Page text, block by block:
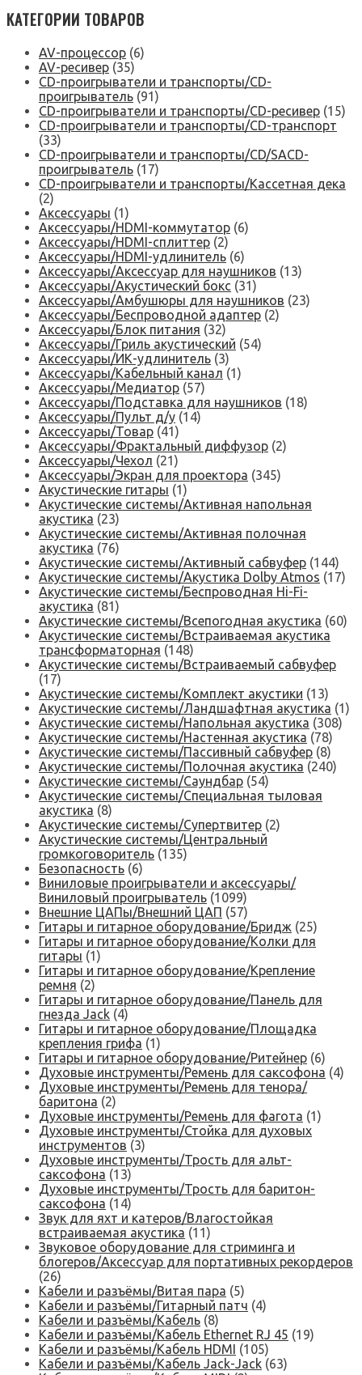
КАТЕГОРИИ ТОВАРОВ
AV-процессор (6)
AV-ресивер (35)
CD-проигрыватели и транспорты/CD-
проигрыватель (91)
CD-проигрыватели и транспорты/CD-ресивер (15)
CD-проигрыватели и транспорты/CD-транспорт
(33)
CD-проигрыватели и транспорты/CD/SACD-
проигрыватель (17)
CD-проигрыватели и транспорты/Кассетная дека
(2)
Аксессуары (1)
Аксессуары/HDMI-коммутатор (6)
Аксессуары/HDMI-сплиттер (2)
Аксессуары/HDMI-удлинитель (6)
Аксессуары/Аксессуар для наушников (13)
Аксессуары/Акустический бокс (31)
Аксессуары/Амбушюры для наушников (23)
Аксессуары/Беспроводной адаптер (2)
Аксессуары/Блок питания (32)
Аксессуары/Гриль акустический (54)
Аксессуары/ИК-удлинитель (3)
Аксессуары/Кабельный канал (1)
Аксессуары/Медиатор (57)
Аксессуары/Подставка для наушников (18)
Аксессуары/Пульт д/у (14)
Аксессуары/Товар (41)
Аксессуары/Фрактальный диффузор (2)
Аксессуары/Чехол (21)
Аксессуары/Экран для проектора (345)
Акустические гитары (1)
Акустические системы/Активная напольная
акустика (23)
Акустические системы/Активная полочная
акустика (76)
Акустические системы/Активный сабвуфер (144)
Акустические системы/Акустика Dolby Atmos (17)
Акустические системы/Беспроводная Hi-Fi-
акустика (81)
Акустические системы/Всепогодная акустика (60)
Акустические системы/Встраиваемая акустика
трансформаторная (148)
Акустические системы/Встраиваемый сабвуфер
(17)
Акустические системы/Комплект акустики (13)
Акустические системы/Ландшафтная акустика (1)
Акустические системы/Напольная акустика (308)
Акустические системы/Настенная акустика (78)
Акустические системы/Пассивный сабвуфер (8)
Акустические системы/Полочная акустика (240)
Акустические системы/Саундбар (54)
Акустические системы/Специальная тыловая
акустика (8)
Акустические системы/Супертвитер (2)
Акустические системы/Центральный
громкоговоритель (135)
Безопасность (6)
Виниловые проигрыватели и аксессуары/
Виниловый проигрыватель (1099)
Внешние ЦАПы/Внешний ЦАП (57)
Гитары и гитарное оборудование/Бридж (25)
Гитары и гитарное оборудование/Колки для
гитары (1)
Гитары и гитарное оборудование/Крепление
ремня (2)
Гитары и гитарное оборудование/Панель для
гнезда Jack (4)
Гитары и гитарное оборудование/Площадка
крепления грифа (1)
Гитары и гитарное оборудование/Ритейнер (6)
Духовые инструменты/Ремень для саксофона (4)
Духовые инструменты/Ремень для тенора/
баритона (2)
Духовые инструменты/Ремень для фагота (1)
Духовые инструменты/Стойка для духовых
инструментов (3)
Духовые инструменты/Трость для альт-
саксофона (13)
Духовые инструменты/Трость для баритон-
саксофона (14)
Звук для яхт и катеров/Влагостойкая
встраиваемая акустика (11)
Звуковое оборудование для стриминга и
блогеров/Аксессуар для портативных рекордеров
(26)
Кабели и разъёмы/Витая пара (5)
Кабели и разъёмы/Гитарный патч (4)
Кабели и разъёмы/Кабель (8)
Кабели и разъёмы/Кабель Ethernet RJ 45 (19)
Кабели и разъёмы/Кабель HDMI (105)
Кабели и разъёмы/Кабель Jack-Jack (63)